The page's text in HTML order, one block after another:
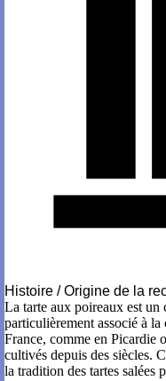
Histoire / Origine de la
La tarte aux poireaux est un
particulièrement associé à
France, comme en Picardie
cultivés depuis des siècles.
la tradition des tartes salées